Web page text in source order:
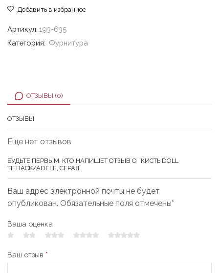
Добавить в избранное
Артикул: 193-635
Категория: Фурнитура
ОТЗЫВЫ (0)
ОТЗЫВЫ
Еще нет отзывов
БУДЬТЕ ПЕРВЫМ, КТО НАПИШЕТ ОТЗЫВ О “КИСТЬ DOLL
TIEBACK/ADELE, СЕРАЯ”
Ваш адрес электронной почты не будет
опубликован. Обязательные поля отмечены*
Ваша оценка
Ваш отзыв *